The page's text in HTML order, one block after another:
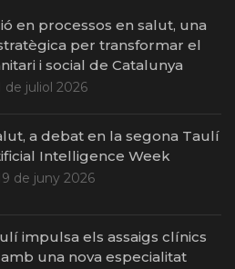
en processos en salut, una
per transformar el
i social de Catalunya
de juliol 2026
a debat en la segona Taulí
Intelligence Week
de juny 2026
impulsa els assaigs clínics
una nova especialitat